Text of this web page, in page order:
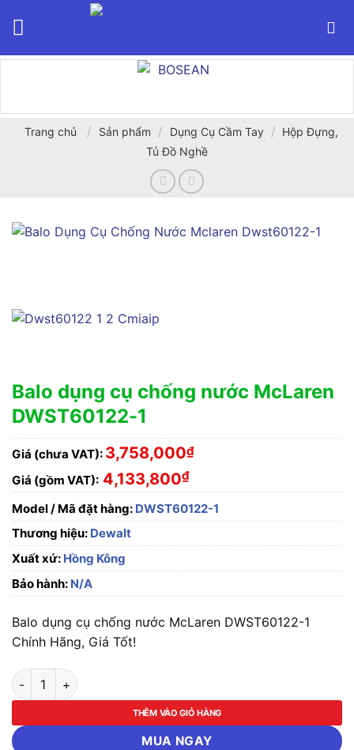
Trang chủ / Sản phẩm / Dụng Cụ Cầm Tay / Hộp Đựng,
Tủ Đồ Nghề
Balo dụng cụ chống nước McLaren
DWST60122-1
Giá (chưa VAT): 3,758,000₫
Giá (gồm VAT): 4,133,800₫
Model / Mã đặt hàng: DWST60122-1
Thương hiệu: Dewalt
Xuất xứ: Hồng Kông
Bảo hành: N/A
Balo dụng cụ chống nước McLaren DWST60122-1
Chính Hãng, Giá Tốt!
Balo dụng cụ chống nước McLaren DWST60122-1 số lượng
THÊM VÀO GIỎ HÀNG
MUA NGAY